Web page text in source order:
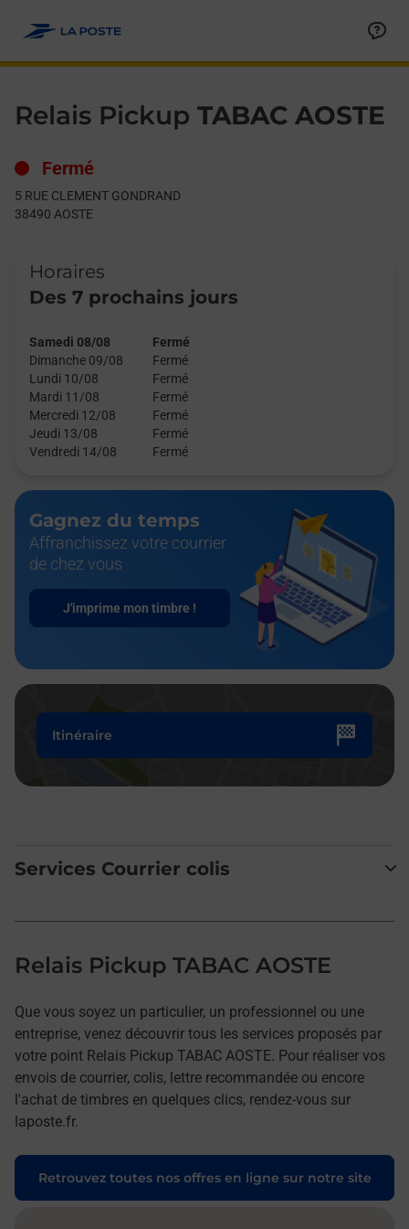
Relais Pickup TABAC AOSTE
Fermé
5 RUE CLEMENT GONDRAND
38490 AOSTE
Horaires
Des 7 prochains jours
Samedi 08/08
Fermé
Dimanche 09/08
Fermé
Lundi 10/08
Fermé
Mardi 11/08
Fermé
Mercredi 12/08
Fermé
Jeudi 13/08
Fermé
Vendredi 14/08
Fermé
Gagnez du temps
Affranchissez votre courrier
de chez vous
J'imprime mon timbre !
Itinéraire
Services Courrier colis
Relais Pickup TABAC AOSTE
Que vous soyez un particulier, un professionnel ou une
entreprise, venez découvrir tous les services proposés par
votre point Relais Pickup TABAC AOSTE. Pour réaliser vos
envois de courrier, colis, lettre recommandée ou encore
l'achat de timbres en quelques clics, rendez-vous sur
laposte.fr.
Retrouvez toutes nos offres en ligne sur notre site